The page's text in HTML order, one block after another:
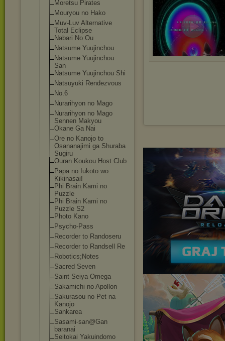
Moretsu Pirates
Mouryou no Hako
Muv-Luv Alternative
Total Eclipse
Nabari No Ou
Natsume Yuujinchou
Natsume Yuujinchou
San
Natsume Yuujinchou Shi
Natsuyuki Rendezvous
No.6
Nurarihyon no Mago
Nurarihyon no Mago
Sennen Makyou
Okane Ga Nai
Ore no Kanojo to
Osananajimi ga Shuraba
Sugiru
Ouran Koukou Host Club
Papa no Iukoto wo
Kikinasai!
Phi Brain Kami no
Puzzle
Phi Brain Kami no
Puzzle S2
Photo Kano
Psycho-Pass
Recorder to Randoseru
Recorder to Randsell Re
Robotics;Notes
Sacred Seven
Saint Seiya Omega
Sakamichi no Apollon
Sakurasou no Pet na
Kanojo
Sankarea
Sasami-san@Gan
baranai
Seitokai Yakuindomo